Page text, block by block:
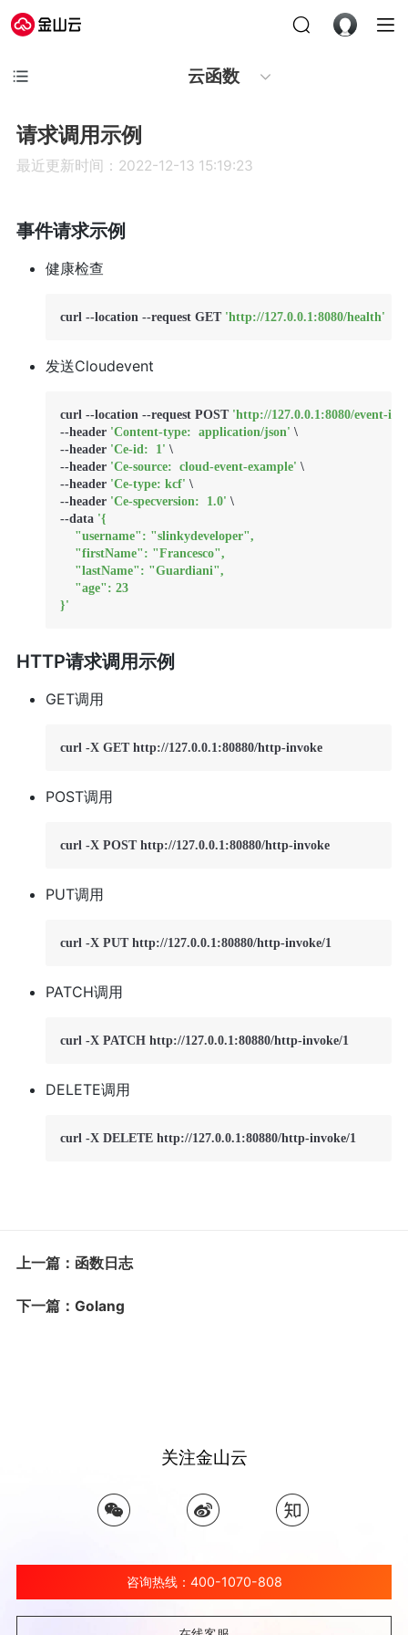
云函数
请求调用示例
最近更新时间：2022-12-13 15:19:23
事件请求示例
健康检查
curl --location --request GET 'http://127.0.0.1:8080/health'
发送Cloudevent
curl --location --request POST 'http://127.0.0.1:8080/event-
--header 'Content-type:  application/json' \
--header 'Ce-id:  1' \
--header 'Ce-source:  cloud-event-example' \
--header 'Ce-type: kcf' \
--header 'Ce-specversion:  1.0' \
--data '{
    "username": "slinkydeveloper",
    "firstName": "Francesco",
    "lastName": "Guardiani",
    "age": 23
}'
HTTP请求调用示例
GET调用
curl -X GET http://127.0.0.1:80880/http-invoke
POST调用
curl -X POST http://127.0.0.1:80880/http-invoke
PUT调用
curl -X PUT http://127.0.0.1:80880/http-invoke/1
PATCH调用
curl -X PATCH http://127.0.0.1:80880/http-invoke/1
DELETE调用
curl -X DELETE http://127.0.0.1:80880/http-invoke/1
上一篇：函数日志
下一篇：Golang
关注金山云
咨询热线：400-1070-808